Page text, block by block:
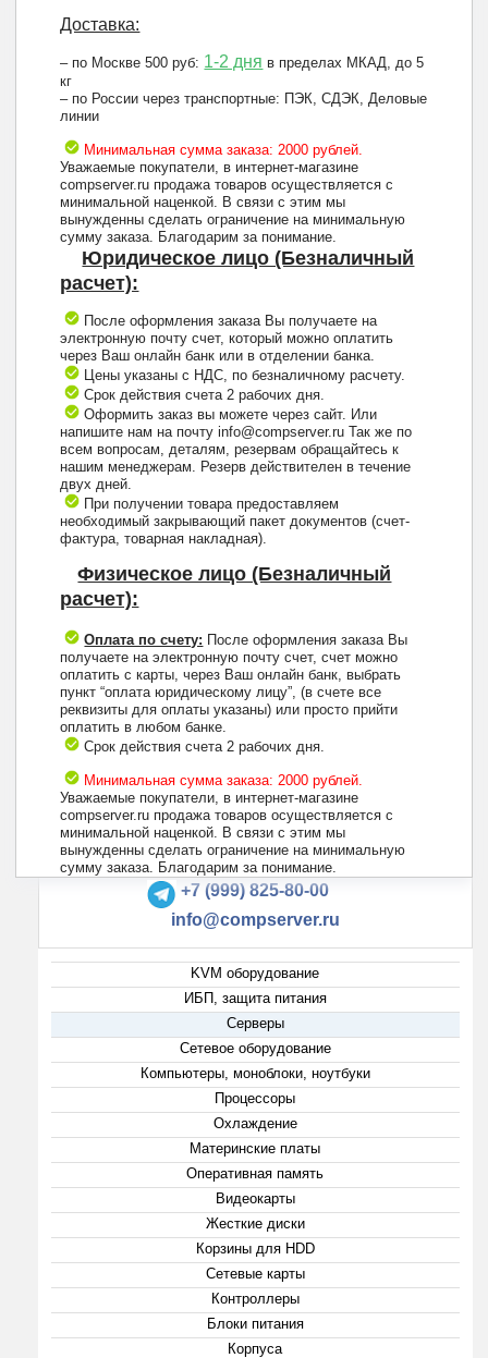
Доставка:
– по Москве 500 руб: 1-2 дня в пределах МКАД, до 5
кг
– по России через транспортные: ПЭК, СДЭК, Деловые
линии
Минимальная сумма заказа: 2000 рублей.
Уважаемые покупатели, в интернет-магазине
compserver.ru продажа товаров осуществляется с
минимальной наценкой. В связи с этим мы
вынужденны сделать ограничение на минимальную
сумму заказа. Благодарим за понимание.
Юридическое лицо (Безналичный
расчет):
После оформления заказа Вы получаете на
электронную почту счет, который можно оплатить
через Ваш онлайн банк или в отделении банка.
Цены указаны с НДС, по безналичному расчету.
Срок действия счета 2 рабочих дня.
Оформить заказ вы можете через сайт. Или
напишите нам на почту info@compserver.ru Так же по
всем вопросам, деталям, резервам обращайтесь к
нашим менеджерам. Резерв действителен в течение
двух дней.
При получении товара предоставляем
необходимый закрывающий пакет документов (счет-
фактура, товарная накладная).
Физическое лицо (Безналичный
расчет):
Оплата по счету: После оформления заказа Вы
получаете на электронную почту счет, счет можно
оплатить с карты, через Ваш онлайн банк, выбрать
пункт “оплата юридическому лицу”, (в счете все
реквизиты для оплаты указаны) или просто прийти
оплатить в любом банке.
Срок действия счета 2 рабочих дня.
Минимальная сумма заказа: 2000 рублей.
Уважаемые покупатели, в интернет-магазине
compserver.ru продажа товаров осуществляется с
минимальной наценкой. В связи с этим мы
вынужденны сделать ограничение на минимальную
сумму заказа. Благодарим за понимание.
+7 (495) 223-13-47
+7 (999) 825-80-00
info@compserver.ru
KVM оборудование
ИБП, защита питания
Серверы
Сетевое оборудование
Компьютеры, моноблоки, ноутбуки
Процессоры
Охлаждение
Материнские платы
Оперативная память
Видеокарты
Жесткие диски
Корзины для HDD
Сетевые карты
Контроллеры
Блоки питания
Корпуса